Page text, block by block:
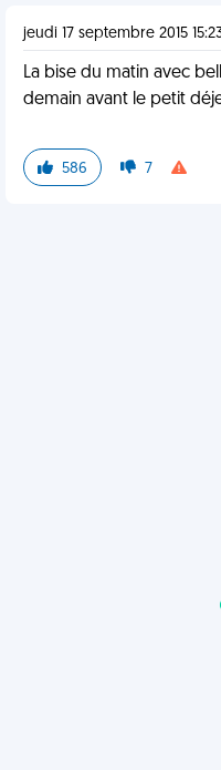
jeudi 17 septembre 2015
La bise du matin avec
demain avant le petit
586 7